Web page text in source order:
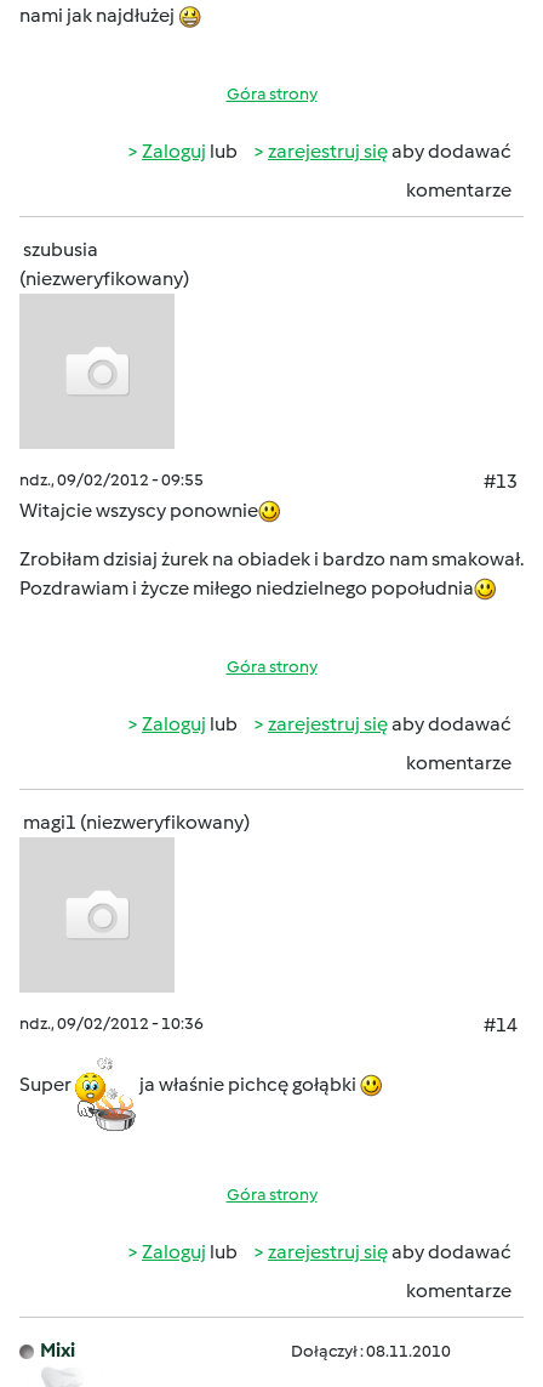
nami jak najdłużej
Góra strony
Zaloguj lub zarejestruj sięaby dodawać
komentarze
szubusia
(niezweryfikowany)
ndz., 09/02/2012 - 09:55
#13
Witajcie wszyscy ponownie
Zrobiłam dzisiaj żurek na obiadek i bardzo nam smakował.
Pozdrawiam i życze miłego niedzielnego popołudnia
Góra strony
Zaloguj lub zarejestruj sięaby dodawać
komentarze
magi1 (niezweryfikowany)
ndz., 09/02/2012 - 10:36 #14
Super ja właśnie pichcę gołąbki
Góra strony
Zaloguj lub zarejestruj sięaby dodawać
komentarze
Mixi Dołączył : 08.11.2010